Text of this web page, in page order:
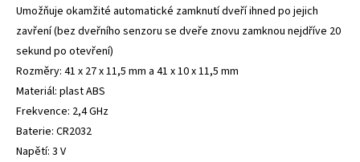
Umožňuje okamžité automatické zamknutí dveří ihned po jejich
zavření (bez dveřního senzoru se dveře znovu zamknou nejdříve 20
sekund po otevření)
Rozměry: 41 x 27 x 11,5 mm a 41 x 10 x 11,5 mm
Materiál: plast ABS
Frekvence: 2,4 GHz
Baterie: CR2032
Napětí: 3 V